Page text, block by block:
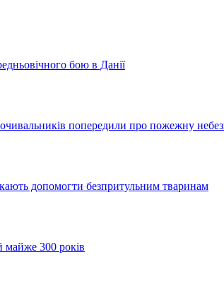
бою в Данії
попередили про пожежну
допомогти безпритульним тваринам
майже 300 років